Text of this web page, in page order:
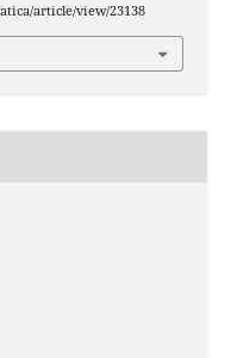
article/view/23138